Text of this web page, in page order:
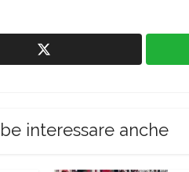
interessare anche